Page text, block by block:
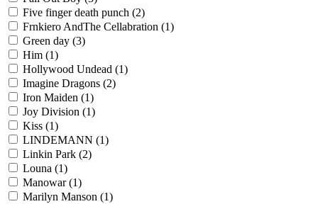
Five finger death punch (2)
Frnkiero AndThe Cellabration (1)
Green day (3)
Him (1)
Hollywood Undead (1)
Imagine Dragons (2)
Iron Maiden (1)
Joy Division (1)
Kiss (1)
LINDEMANN (1)
Linkin Park (2)
Louna (1)
Manowar(1)
Marilyn Manson (1)